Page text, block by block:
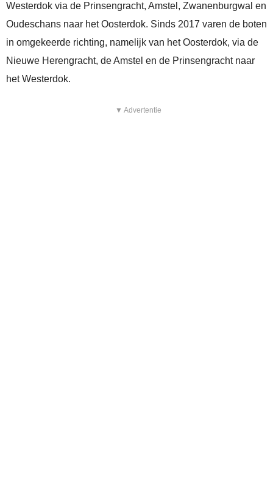
Westerdok via de Prinsengracht, Amstel, Zwanenburgwal en
Oudeschans naar het Oosterdok. Sinds 2017 varen de boten
in omgekeerde richting, namelijk van het Oosterdok, via de
Nieuwe Herengracht, de Amstel en de Prinsengracht naar
het Westerdok.
▼ Advertentie